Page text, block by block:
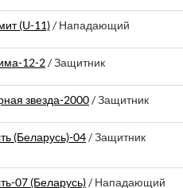
(U-11) / Нападающий
12-2 / Защитник
звезда-2000 / Защитник
(Беларусь)-04 / Защитник
07 (Беларусь) / Нападающий